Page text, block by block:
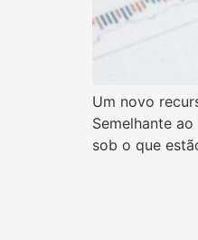
Um novo
Semelhante
sob o que